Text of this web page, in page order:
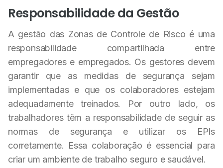
Responsabilidade da Gestão
A gestão das Zonas de Controle de Risco é uma
responsabilidade compartilhada entre
empregadores e empregados. Os gestores devem
garantir que as medidas de segurança sejam
implementadas e que os colaboradores estejam
adequadamente treinados. Por outro lado, os
trabalhadores têm a responsabilidade de seguir as
normas de segurança e utilizar os EPIs
corretamente. Essa colaboração é essencial para
criar um ambiente de trabalho seguro e saudável.